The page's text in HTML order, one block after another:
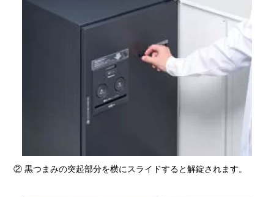
② 黒つまみの突起部分を横にスライドすると解錠されます。